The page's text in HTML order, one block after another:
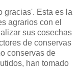
gracias'. Esta es la
agrarios con el
sus cosechas
de conservas
conservas de
han tomado